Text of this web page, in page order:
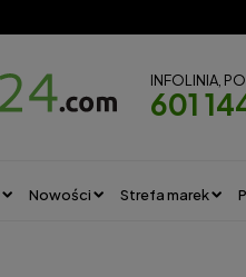
INFOLINIA,
601
Nowości Strefa marek